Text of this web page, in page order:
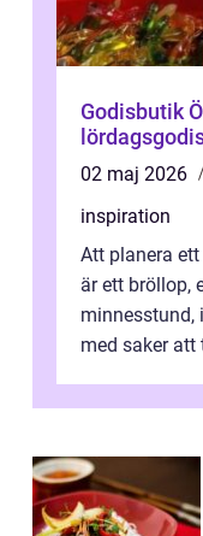
Godisbutik Örebro
02 maj 2026
inspiration
Att planera
är ett bröllop,
minnesstund,
med saker att